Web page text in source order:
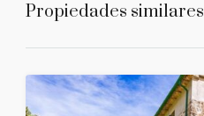
Propiedades similares